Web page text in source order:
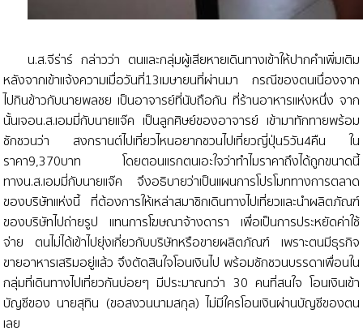
น.ส.จีร่าร์ กล่าวว่า ตนและกลุ่มผู้เสียหายเดินทางเข้าให้ปากคำเพิ่มเติม
หลังจากเข้าแจ้งความเมื่อวันที่13เมษายนที่ผ่านมา กรณีของตนเนื่องจาก
ไปกินข้าวกับนายพลชย เป็นอาจารย์ที่นับถือกัน ที่ร้านอาหารแห่งหนึ่ง จาก
นั้นเจอน.ส.เอมมี่กับนายแจ๊ค เป็นลูกศิษย์ของอาจารย์ เข้ามาทักทายพร้อม
ชักชวนว่า สงกรานต์ไปเที่ยวไหนอยากชวนไปเที่ยวญี่ปุ่น5วัน4คืน ใน
ราคา9,370บาท โดยตอนแรกตนเอะใจว่าทำไมราคาถึงได้ถูกขนาดนี้
ทางน.ส.เอมมี่กับนายแจ๊ค จึงอธิบายว่าเป็นแผนการโปรโมททางการตลาด
ของบริษัทแห่งนี้ ที่ต้องการให้เหล่าสมาชิกเดินทางไปเที่ยวและนำผลิตภัณฑ์
ของบริษัทไปถ่ายรูป แทนการโฆษณาจ้างดารา เพื่อเป็นการประหยัดค่าใช้
จ่าย ตนไม่ได้เข้าไปยุ่งเกี่ยวกับบริษัทหรือขายผลิตภัณฑ์ เพราะตนมีธุรกิจ
ขายอาหารเสริมอยู่แล้ว จึงตัดสินใจโอนเงินไป พร้อมชักชวนบรรดาเพื่อนใน
กลุ่มที่เดินทางไปเที่ยวกันบ่อยๆ มีประมาณกว่า 30 คนที่สนใจ โอนเงินเข้า
บัญชีของ นายสุทิน (ขอสงวนนามสกุล) ไม่มีใครโอนเงินผ่านบัญชีของตน
เลย